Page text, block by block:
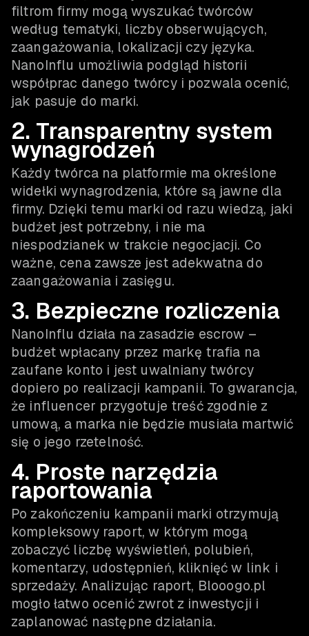
filtrom firmy mogą wyszukać twórców
według tematyki, liczby obserwujących,
zaangażowania, lokalizacji czy języka.
NanoInflu umożliwia podgląd historii
współprac danego twórcy i pozwala ocenić,
jak pasuje do marki.
2. Transparentny system
wynagrodzeń
Każdy twórca na platformie ma określone
widełki wynagrodzenia, które są jawne dla
firmy. Dzięki temu marki od razu wiedzą, jaki
budżet jest potrzebny, i nie ma
niespodzianek w trakcie negocjacji. Co
ważne, cena zawsze jest adekwatna do
zaangażowania i zasięgu.
3. Bezpieczne rozliczenia
NanoInflu działa na zasadzie escrow –
budżet wpłacany przez markę trafia na
zaufane konto i jest uwalniany twórcy
dopiero po realizacji kampanii. To gwarancja,
że influencer przygotuje treść zgodnie z
umową, a marka nie będzie musiała martwić
się o jego rzetelność.
4. Proste narzędzia
raportowania
Po zakończeniu kampanii marki otrzymują
kompleksowy raport, w którym mogą
zobaczyć liczbę wyświetleń, polubień,
komentarzy, udostępnień, kliknięć w link i
sprzedaży. Analizując raport, Blooogo.pl
mogło łatwo ocenić zwrot z inwestycji i
zaplanować następne działania.